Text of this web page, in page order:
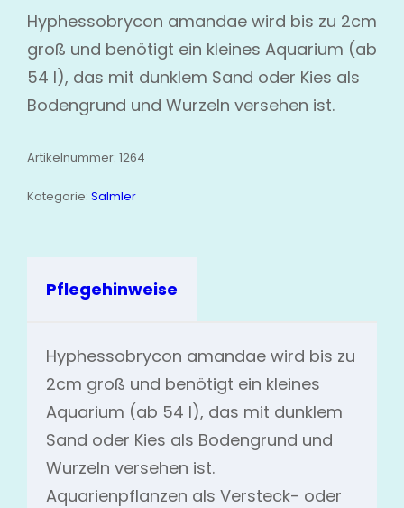
3,90 € 3,50 €.
Hyphessobrycon amandae wird bis zu 2cm
groß und benötigt ein kleines Aquarium (ab
54 l), das mit dunklem Sand oder Kies als
Bodengrund und Wurzeln versehen ist.
Artikelnummer: 1264
Kategorie: Salmler
Pflegehinweise
Hyphessobrycon amandae wird bis zu
2cm groß und benötigt ein kleines
Aquarium (ab 54 l), das mit dunklem
Sand oder Kies als Bodengrund und
Wurzeln versehen ist.
Aquarienpflanzen als Versteck- oder